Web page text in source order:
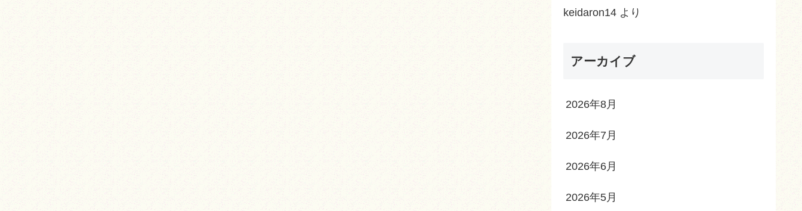
keidaron14 より
アーカイブ
2026年8月
2026年7月
2026年6月
2026年5月